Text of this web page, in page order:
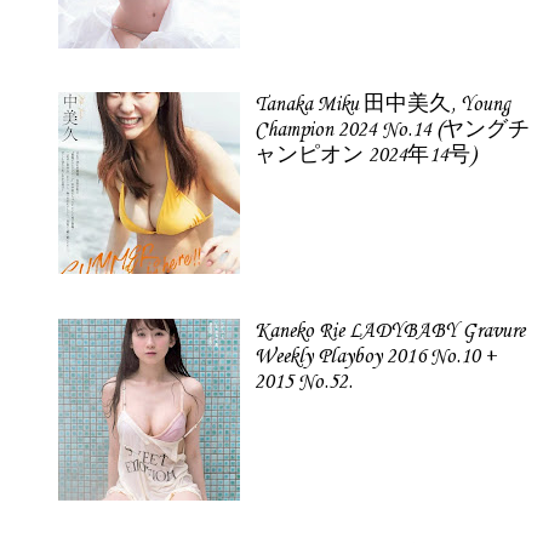
Tanaka Miku 田中美久, Young
Champion 2024 No.14 (ヤングチ
ャンピオン 2024年14号)
Kaneko Rie LADYBABY Gravure
Weekly Playboy 2016 No.10 +
2015 No.52.